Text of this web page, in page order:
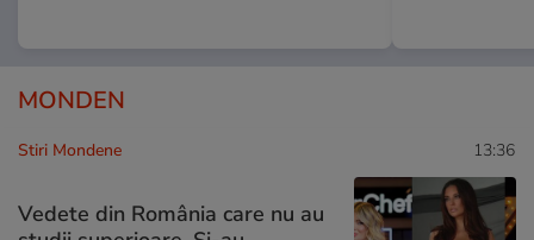
MONDEN
Stiri Mondene 13:36
Vedete din România care nu au